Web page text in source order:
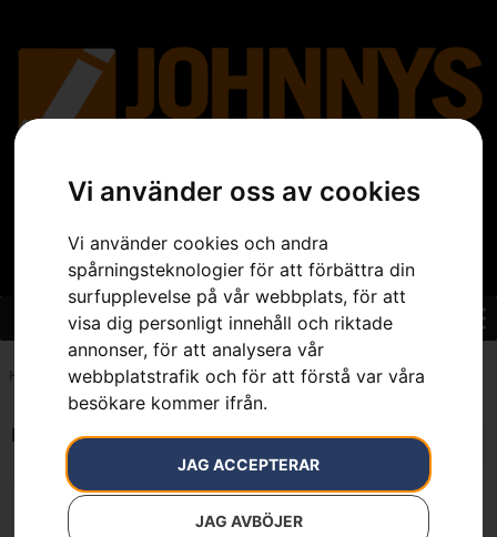
Vi använder oss av cookies
Vi använder cookies och andra
spårningsteknologier för att förbättra din
surfupplevelse på vår webbplats, för att
visa dig personligt innehåll och riktade
annonser, för att analysera vår
webbplatstrafik och för att förstå var våra
besökare kommer ifrån.
JAG ACCEPTERAR
JAG AVBÖJER
Hem 7392930725706
Endast ett sökresultat